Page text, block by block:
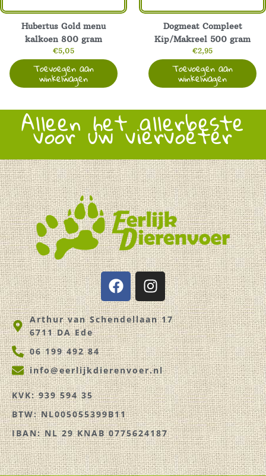
Hubertus Gold menu
kalkoen 800 gram
€5,05
Toevoegen aan
winkelwagen
Dogmeat Compleet
Kip/Makreel 500 gram
€2,95
Toevoegen aan
winkelwagen
Alleen het allerbeste
voor uw viervoeter
F
a
c
e
b
o
o
k
I
n
s
t
a
g
r
a
m
Arthur van Schendellaan 17
6711 DA Ede
06 199 492 84
info@eerlijkdierenvoer.nl
KVK: 939 594 35
BTW: NL005055399B11
IBAN: NL 29 KNAB 0775624187